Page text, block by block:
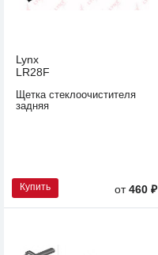
Lynx
LR28F
Щетка стеклоочистителя
задняя
Купить от460 ₽